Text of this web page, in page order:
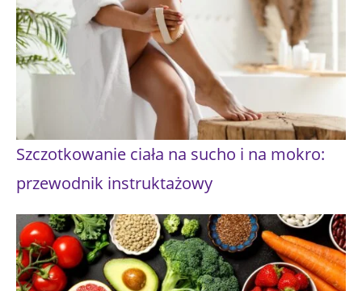
Szczotkowanie ciała na sucho i na mokro:
przewodnik instruktażowy